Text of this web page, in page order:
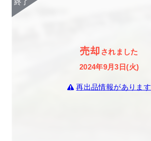
売却 されました
2024年9月3日(火)
再出品情報があります